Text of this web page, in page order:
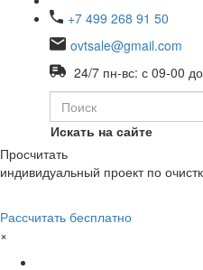
+7 499 268 91 50
ovtsale@gmail.com
24/7 пн-вс: с 09-00
Искать на сайте
Просчитать
индивидуальный проект по
Рассчитать бесплатно
×